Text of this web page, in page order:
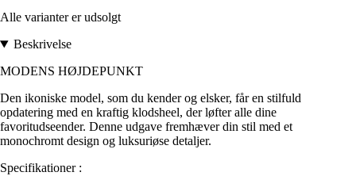
Alle varianter er udsolgt
Beskrivelse
MODENS HØJDEPUNKT
Den ikoniske model, som du kender og elsker, får en stilfuld
opdatering med en kraftig klodsheel, der løfter alle dine
favoritudseender. Denne udgave fremhæver din stil med et
monochromt design og luksuriøse detaljer.
Specifikationer :